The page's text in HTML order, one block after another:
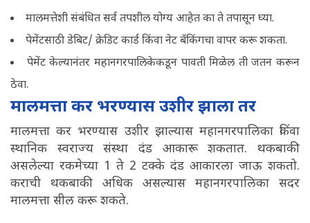
मालमत्तेशी संबंधित सर्व तपशील योग्य आहेत का ते तपासून घ्या.
पेमेंटसाठी डेबिट/ क्रेडिट कार्ड किंवा नेट बँकिंगचा वापर करू शकता.
पेमेंट केल्यानंतर महानगरपालिकेकडून पावती मिळेल ती जतन करून
ठेवा.
मालमत्ता कर भरण्यास उशीर झाला तर
मालमत्ता कर भरण्यास उशीर झाल्यास महानगरपालिका किंवा
स्थानिक स्वराज्य संस्था दंड आकारू शकतात. थकबाकी
असलेल्या रकमेच्या 1 ते 2 टक्के दंड आकारला जाऊ शकतो.
कराची थकबाकी अधिक असल्यास महानगरपालिका सदर
मालमत्ता सील करू शकते.